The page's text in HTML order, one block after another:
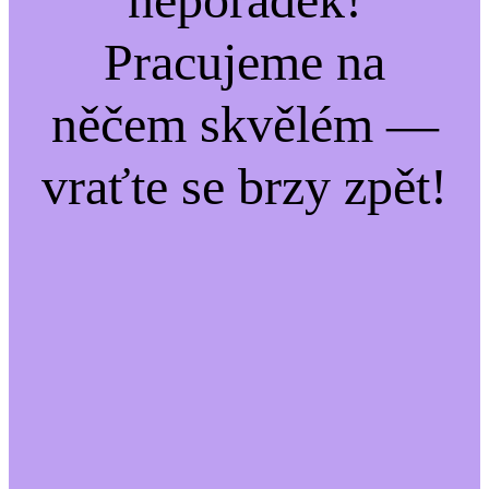
Pracujeme na
něčem skvělém —
vraťte se brzy zpět!